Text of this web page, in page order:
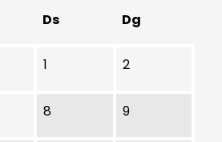
Ds Dg
1 2
8 9